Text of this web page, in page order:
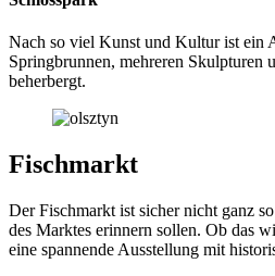
Nach so viel Kunst und Kultur ist ein
Springbrunnen, mehreren Skulpturen
beherbergt.
Fischmarkt
Der Fischmarkt ist sicher nicht ganz
des Marktes erinnern sollen. Ob das
eine spannende Ausstellung mit